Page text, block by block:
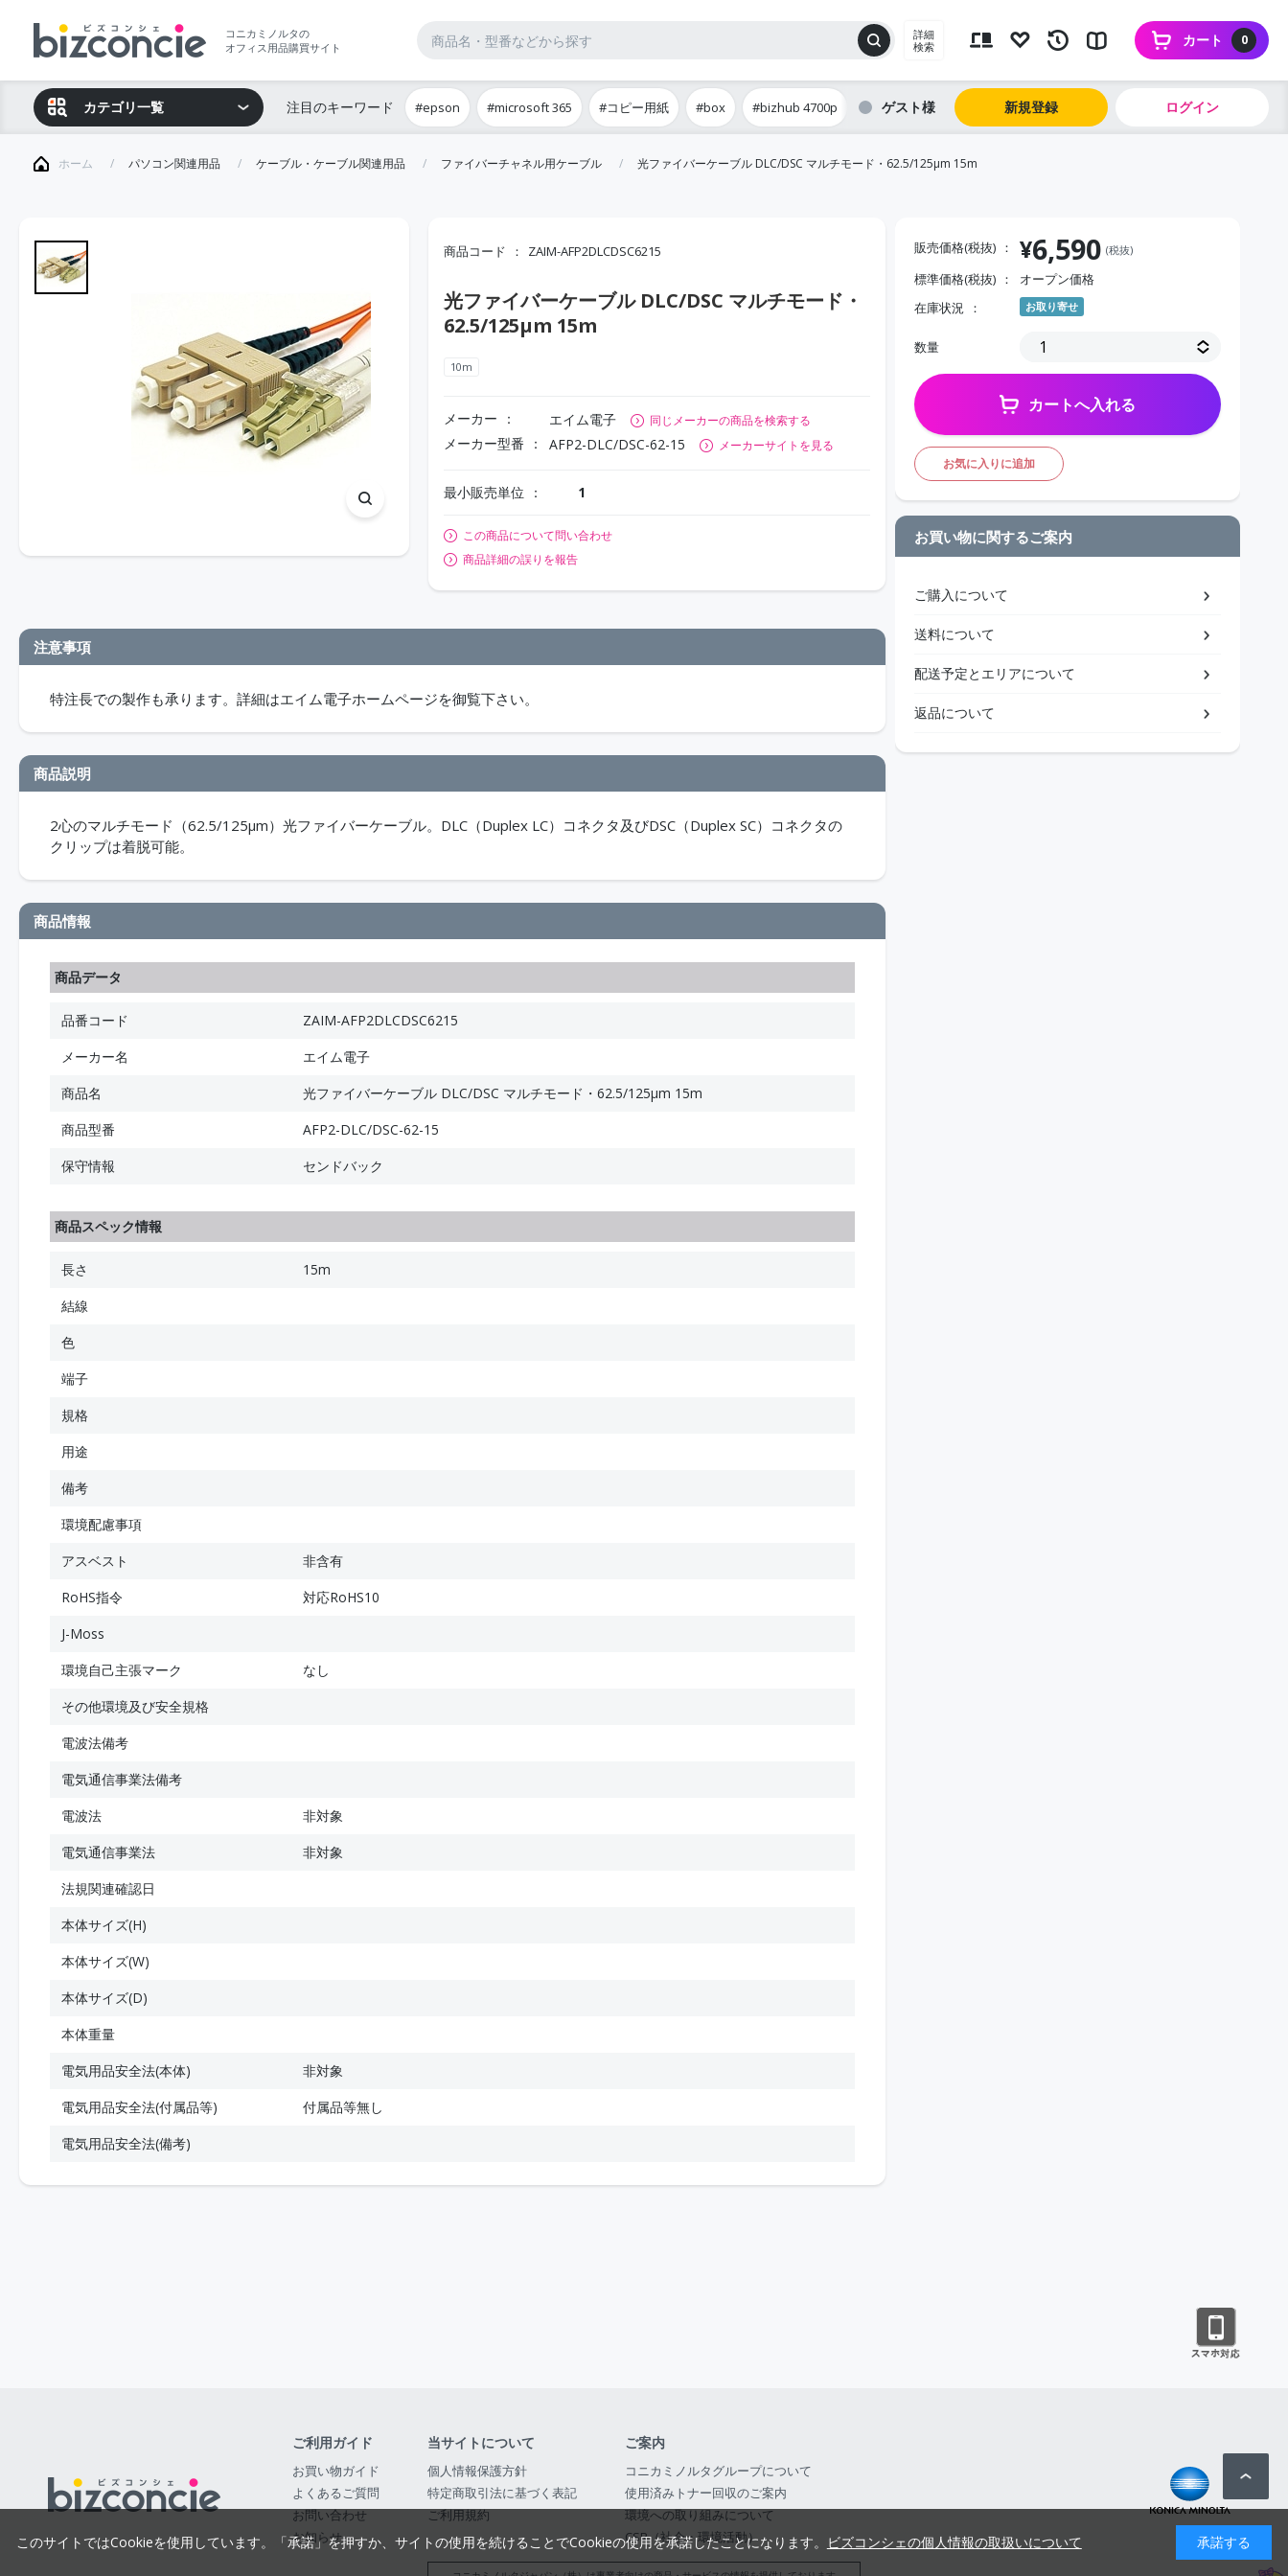
コニカミノルタの
オフィス用品購買サイト
詳細
検索
0
カート
カテゴリ一覧 注目のキーワード #epson #microsoft 365 #コピー用紙 #box #bizhub 4700p ゲスト 新規登録 ログイン
ホーム パソコン関連用品 ケーブル・ケーブル関連用品 ファイバーチャネル用ケーブル 光ファイバーケーブル DLC/DSC マルチモード・62.5/125μm 15m
商品コード ZAIM-AFP2DLCDSC6215
光ファイバーケーブル DLC/DSC マルチモード・
62.5/125μm 15m
10m
メーカー エイム電子 同じメーカーの商品を検索する
メーカー型番 AFP2-DLC/DSC-62-15 メーカーサイトを見る
最小販売単位 1
この商品について問い合わせ
商品詳細の誤りを報告
注意事項
特注長での製作も承ります。詳細はエイム電子ホームページを御覧下さい。
商品説明
2心のマルチモード（62.5/125μm）光ファイバーケーブル。DLC（Duplex LC）コネクタ及びDSC（Duplex SC）コネクタの
クリップは着脱可能。
商品情報
商品データ
品番コード
ZAIM-AFP2DLCDSC6215
メーカー名
エイム電子
商品名
光ファイバーケーブル DLC/DSC マルチモード・62.5/125μm 15m
商品型番
AFP2-DLC/DSC-62-15
保守情報
センドバック
商品スペック情報
長さ
15m
結線
色
端子
規格
用途
備考
環境配慮事項
アスベスト
非含有
RoHS指令
対応RoHS10
J-Moss
環境自己主張マーク
なし
その他環境及び安全規格
電波法備考
電気通信事業法備考
電波法
非対象
電気通信事業法
非対象
法規関連確認日
本体サイズ(H)
本体サイズ(W)
本体サイズ(D)
本体重量
電気用品安全法(本体)
非対象
電気用品安全法(付属品等)
付属品等無し
電気用品安全法(備考)
販売価格(税抜) ¥6,590 (税抜)
標準価格(税抜)
オープン価格
在庫状況
お取り寄せ
数量
カートへ入れる
お気に入りに追加
お買い物に関するご案内
ご購入について
送料について
配送予定とエリアについて
返品について
ご利用ガイド
お買い物ガイド
よくあるご質問
お問い合わせ
お知らせ
当サイトについて
個人情報保護方針
特定商取引法に基づく表記
ご利用規約
ご案内
コニカミノルタグループについて
使用済みトナー回収のご案内
環境への取り組みについて
CSR（社会・環境活動）
このサイトではCookieを使用しています。「承諾」を押すか、サイトの使用を続けることでCookieの使用を承諾したことになります。 ビズコンシェの個人情報の取扱いについて 承諾する